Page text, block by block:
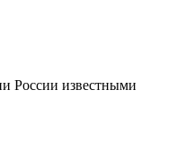
России известными